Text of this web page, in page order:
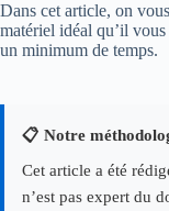
Dans cet article, on
matériel idéal qu’il
un minimum de temps.
📋 Notre
Cet article a été
n’est pas expert du